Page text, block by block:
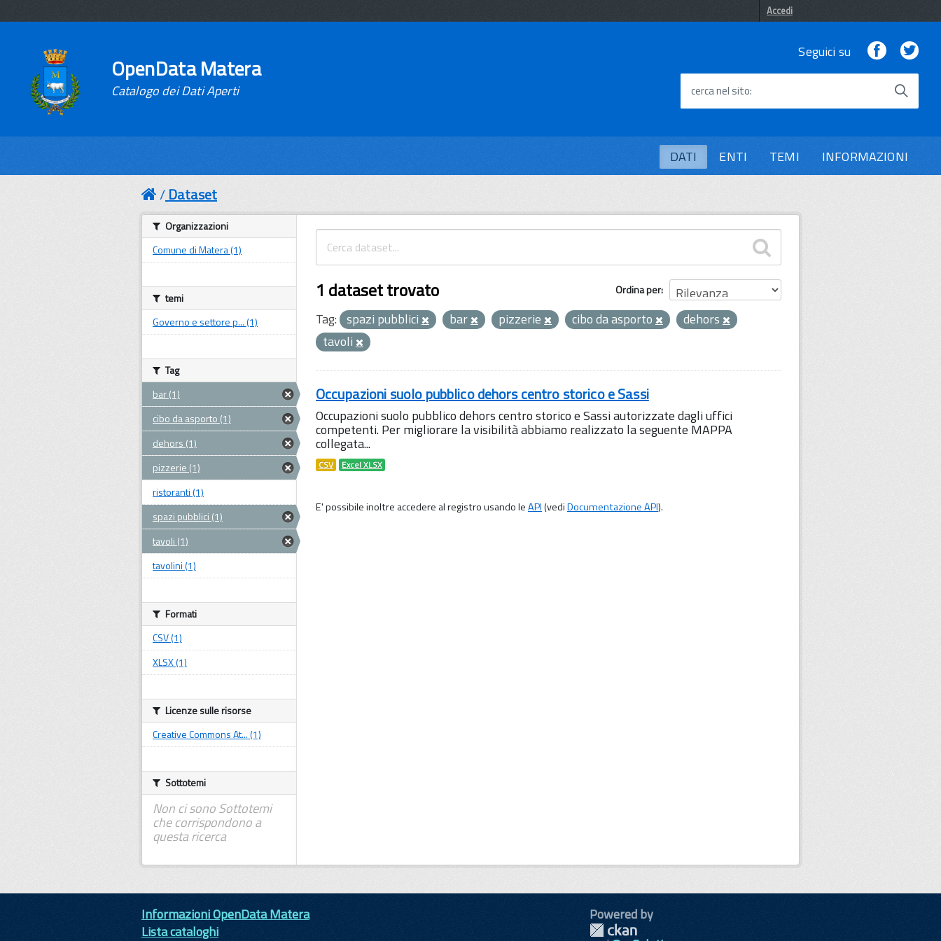
Accedi
OpenData Matera
Catalogo dei Dati Aperti
Seguici su Facebook
cerca nel sito
DATI ENTI TEMI INFORMAZIONI
Dataset
Ordina per
1 dataset trovato
Tag: spazi pubblici bar pizzerie cibo da asporto
dehors
tavoli
Occupazioni suolo pubblico dehors centro storico e Sassi
Occupazioni suolo pubblico dehors centro storico e Sassi autorizzate dagli uffici
competenti. Per migliorare la visibilità abbiamo realizzato la seguente MAPPA
collegata...
CSV Excel XLSX
E' possibile inoltre accedere al registro usando leAPI(vediDocumentazione API).
Organizzazioni
Comune di Matera (1)
temi
Governo e settore p... (1)
Tag
bar (1)
cibo da asporto (1)
dehors (1)
pizzerie (1)
ristoranti (1)
spazi pubblici (1)
tavoli (1)
tavolini (1)
Formati
CSV (1)
XLSX (1)
Licenze sulle risorse
Creative Commons At... (1)
Sottotemi
Non ci sono Sottotemi
che corrispondono a
questa ricerca
Informazioni OpenData Matera
Lista cataloghi
Powered by